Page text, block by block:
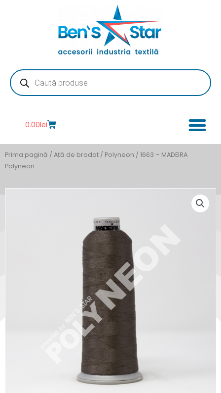
Products
search
0.00leiCart
Prima pagină / Ață de brodat / Polyneon / 1663 – MADEIRA
Polyneon